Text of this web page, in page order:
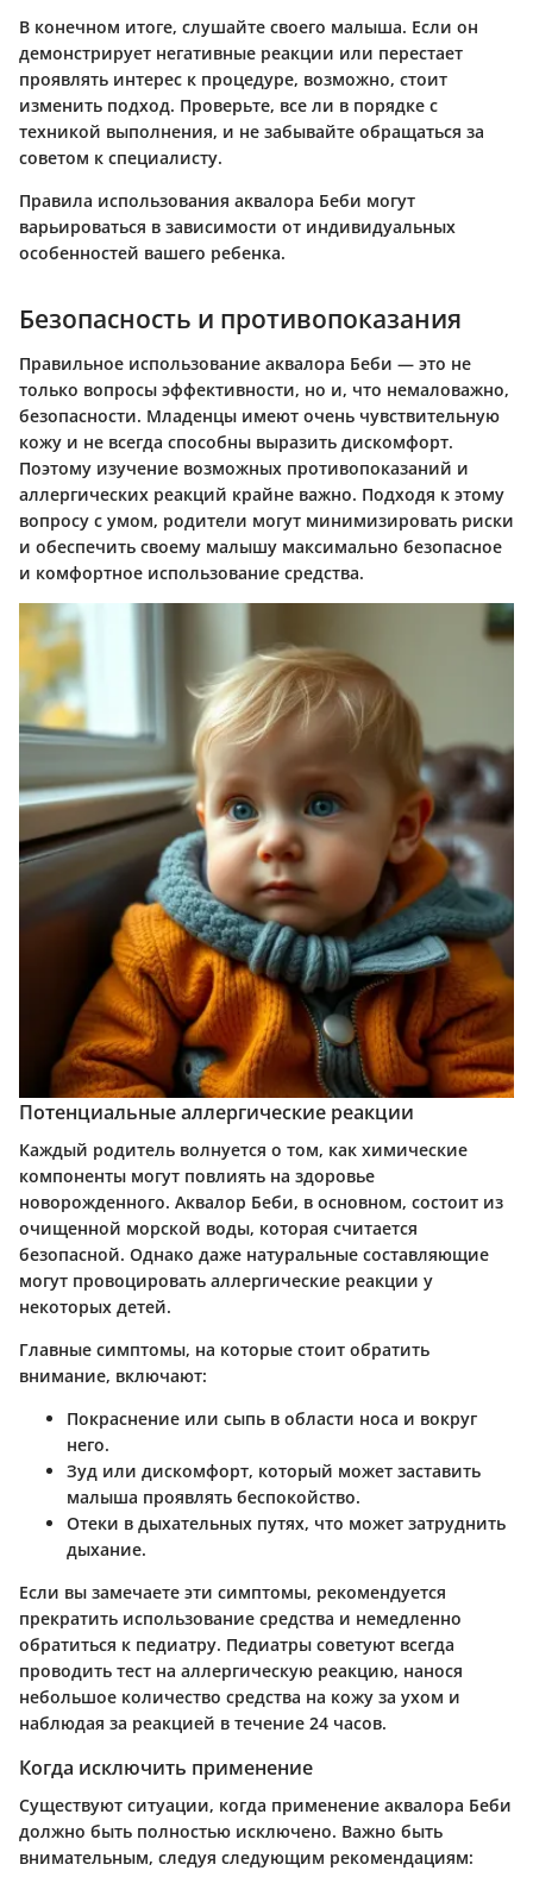
В конечном итоге, слушайте своего малыша. Если он
демонстрирует негативные реакции или перестает
проявлять интерес к процедуре, возможно, стоит
изменить подход. Проверьте, все ли в порядке с
техникой выполнения, и не забывайте обращаться за
советом к специалисту.
Правила использования аквалора Беби могут
варьироваться в зависимости от индивидуальных
особенностей вашего ребенка.
Безопасность и противопоказания
Правильное использование аквалора Беби — это не
только вопросы эффективности, но и, что немаловажно,
безопасности. Младенцы имеют очень чувствительную
кожу и не всегда способны выразить дискомфорт.
Поэтому изучение возможных противопоказаний и
аллергических реакций крайне важно. Подходя к этому
вопросу с умом, родители могут минимизировать риски
и обеспечить своему малышу максимально безопасное
и комфортное использование средства.
Потенциальные аллергические реакции
Каждый родитель волнуется о том, как химические
компоненты могут повлиять на здоровье
новорожденного. Аквалор Беби, в основном, состоит из
очищенной морской воды, которая считается
безопасной. Однако даже натуральные составляющие
могут провоцировать аллергические реакции у
некоторых детей.
Главные симптомы, на которые стоит обратить
внимание, включают:
Покраснение или сыпь в области носа и вокруг
него.
Зуд или дискомфорт, который может заставить
малыша проявлять беспокойство.
Отеки в дыхательных путях, что может затруднить
дыхание.
Если вы замечаете эти симптомы, рекомендуется
прекратить использование средства и немедленно
обратиться к педиатру. Педиатры советуют всегда
проводить тест на аллергическую реакцию, нанося
небольшое количество средства на кожу за ухом и
наблюдая за реакцией в течение 24 часов.
Когда исключить применение
Существуют ситуации, когда применение аквалора Беби
должно быть полностью исключено. Важно быть
внимательным, следуя следующим рекомендациям: